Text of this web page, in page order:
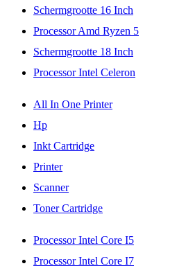
Schermgrootte 16 Inch
Processor Amd Ryzen 5
Schermgrootte 18 Inch
Processor Intel Celeron
All In One Printer
Hp
Inkt Cartridge
Printer
Scanner
Toner Cartridge
Processor Intel Core I5
Processor Intel Core I7